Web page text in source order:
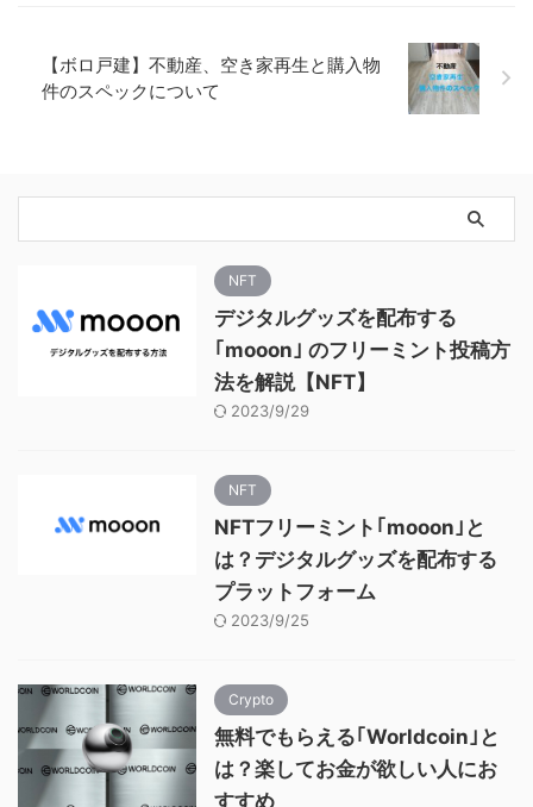
【ボロ戸建】不動産、空き家再生と購入物
件のスペックについて
NFT
デジタルグッズを配布する
｢mooon｣ のフリーミント投稿方
法を解説【NFT】
2023/9/29
NFT
NFTフリーミント｢mooon｣と
は？デジタルグッズを配布する
プラットフォーム
2023/9/25
Crypto
無料でもらえる｢Worldcoin｣と
は？楽してお金が欲しい人にお
すすめ